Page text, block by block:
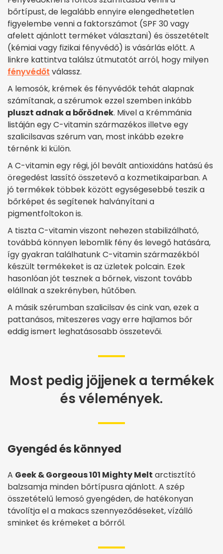
bőrtípust, de legalább ennyire elengedhetetlen
figyelembe venni a faktorszámot (SPF 30 vagy
afelett ajánlott terméket választani) és összetételt
(kémiai vagy fizikai fényvédő) is vásárlás előtt. A
linkre kattintva találsz útmutatót arról, hogy milyen
fényvédőt válassz.
A lemosók, krémek és fényvédők tehát alapnak
számítanak, a szérumok ezzel szemben inkább
pluszt adnak a bőrödnek. Mivel a Krémmánia
listáján egy C-vitamin származékos illetve egy
szalicilsavas szérum van, most inkább ezekre
térnénk ki külön.
A C-vitamin egy régi, jól bevált antioxidáns hatású és
öregedést lassító összetevő a kozmetikaiparban. A
jó termékek többek között egységesebbé teszik a
bőrképet és segítenek halványítani a
pigmentfoltokon is.
A tiszta C-vitamin viszont nehezen stabilizálható,
továbbá könnyen lebomlik fény és levegő hatására,
így gyakran találhatunk C-vitamin származékból
készült termékeket is az üzletek polcain. Ezek
hasonlóan jót tesznek a bőrnek, viszont tovább
elállnak a szekrényben, hűtőben.
A másik szérumban szalicilsav és cink van, ezek a
pattanásos, miteszeres vagy erre hajlamos bőr
eddig ismert leghatásosabb összetevői.
Most pedig jöjjenek a termékek
és vélemények.
Gyengéd és könnyed
A Geek & Gorgeous 101 Mighty Melt arctisztító
balzsamja minden bőrtípusra ajánlott. A szép
összetételű lemosó gyengéden, de hatékonyan
távolítja el a makacs szennyeződéseket, vízálló
sminket és krémeket a bőrről.